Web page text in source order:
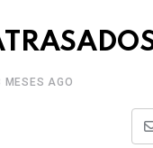
MESES AGO